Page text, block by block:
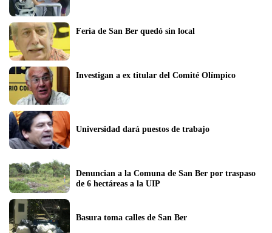
Feria de San Ber quedó sin local
Investigan a ex titular del Comité Olímpico
Universidad dará puestos de trabajo
Denuncian a la Comuna de San Ber por traspaso
de 6 hectáreas a la UIP
Basura toma calles de San Ber